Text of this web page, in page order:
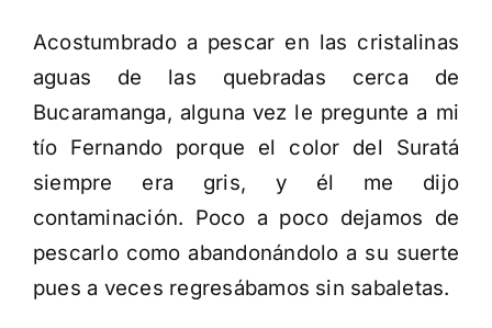
Acostumbrado a pescar en las cristalinas
aguas de las quebradas cerca de
Bucaramanga, alguna vez le pregunte a mi
tío Fernando porque el color del Suratá
siempre era gris, y él me dijo
contaminación. Poco a poco dejamos de
pescarlo como abandonándolo a su suerte
pues a veces regresábamos sin sabaletas.